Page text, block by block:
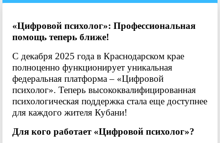
«Цифровой психолог»: Профессиональная
помощь теперь ближе!
С декабря 2025 года в Краснодарском крае
полноценно функционирует уникальная
федеральная платформа – «Цифровой
психолог». Теперь высококвалифицированная
психологическая поддержка стала еще доступнее
для каждого жителя Кубани!
Для кого работает «Цифровой психолог»?